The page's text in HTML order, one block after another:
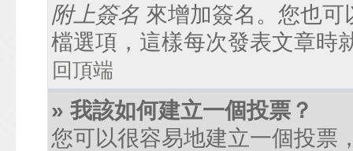
附上簽名 來增加簽名。您也
檔選項，這樣每次發表文章時
回頂端
» 我該如何建立一個投票？
您可以很容易地建立一個投票